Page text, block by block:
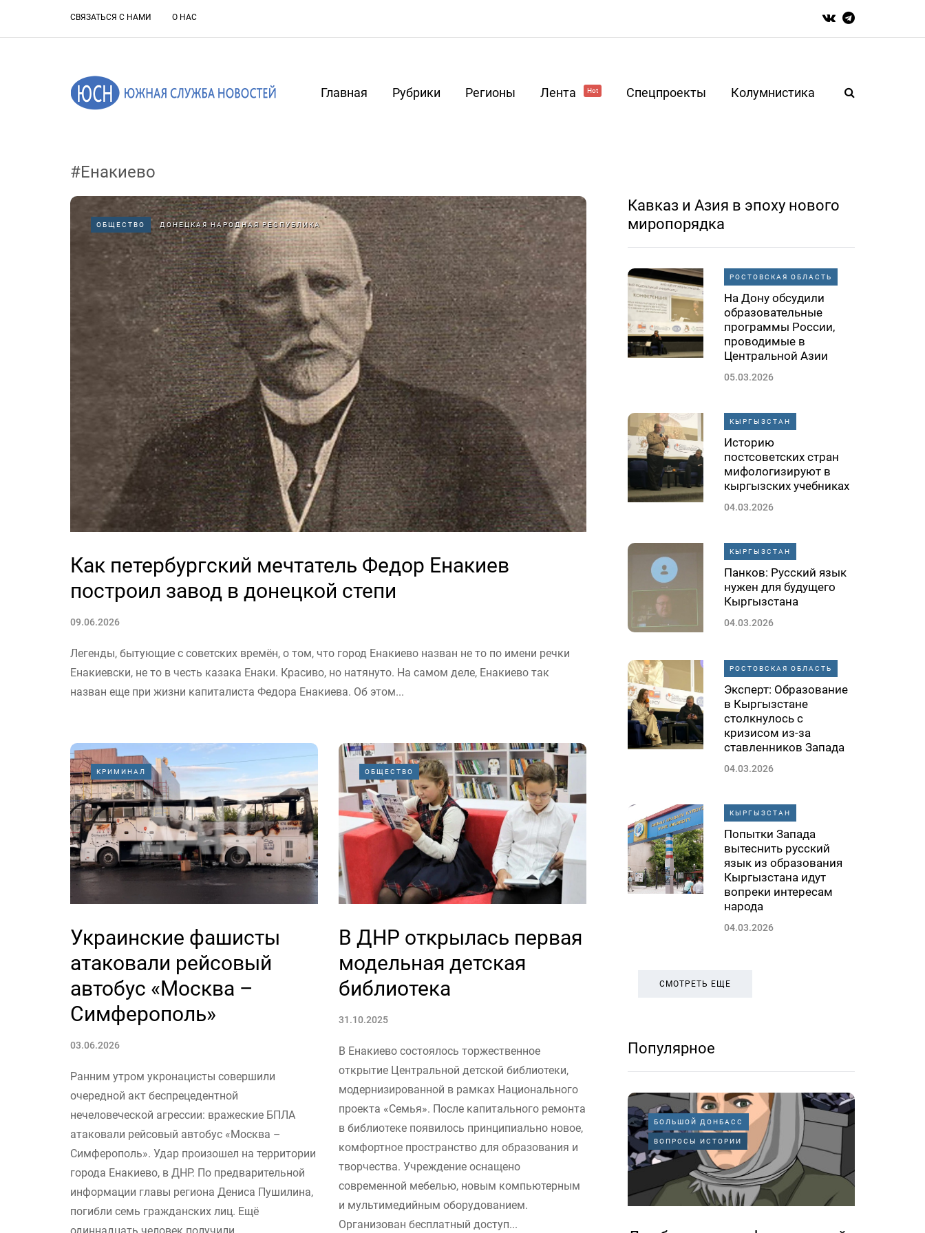
СВЯЗАТЬСЯ С НАМИ О НАС
Главная Рубрики Регионы Лента Hot Спецпроекты Колумнистика
#Енакиево
ОБЩЕСТВО ДОНЕЦКАЯ НАРОДНАЯ РЕСПУБЛИКА
Как петербургский мечтатель Федор Енакиев
построил завод в донецкой степи
09.06.2026
Легенды, бытующие с советских времён, о том, что город Енакиево назван не то по имени речки
Енакиевски, не то в честь казака Енаки. Красиво, но натянуто. На самом деле, Енакиево так
назван еще при жизни капиталиста Федора Енакиева. Об этом...
КРИМИНАЛ
Украинские фашисты
атаковали рейсовый
автобус «Москва –
Симферополь»
03.06.2026
Ранним утром укронацисты совершили
очередной акт беспрецедентной
нечеловеческой агрессии: вражеские БПЛА
атаковали рейсовый автобус «Москва –
Симферополь». Удар произошел на территории
города Енакиево, в ДНР. По предварительной
информации главы региона Дениса Пушилина,
погибли семь гражданских лиц. Ещё
одиннадцать человек получили...
ОБЩЕСТВО
В ДНР открылась первая
модельная детская
библиотека
31.10.2025
В Енакиево состоялось торжественное
открытие Центральной детской библиотеки,
модернизированной в рамках Национального
проекта «Семья». После капитального ремонта
в библиотеке появилось принципиально новое,
комфортное пространство для образования и
творчества. Учреждение оснащено
современной мебелью, новым компьютерным
и мультимедийным оборудованием.
Организован бесплатный доступ...
Кавказ и Азия в эпоху нового
миропорядка
РОСТОВСКАЯ ОБЛАСТЬ
На Дону обсудили
образовательные
программы России,
проводимые в
Центральной Азии
05.03.2026
КЫРГЫЗСТАН
Историю
постсоветских стран
мифологизируют в
кыргызских учебниках
04.03.2026
КЫРГЫЗСТАН
Панков: Русский язык
нужен для будущего
Кыргызстана
04.03.2026
РОСТОВСКАЯ ОБЛАСТЬ
Эксперт: Образование
в Кыргызстане
столкнулось с
кризисом из-за
ставленников Запада
04.03.2026
КЫРГЫЗСТАН
Попытки Запада
вытеснить русский
язык из образования
Кыргызстана идут
вопреки интересам
народа
04.03.2026
СМОТРЕТЬ ЕЩЕ
Популярное
БОЛЬШОЙ ДОНБАСС
ВОПРОСЫ ИСТОРИИ